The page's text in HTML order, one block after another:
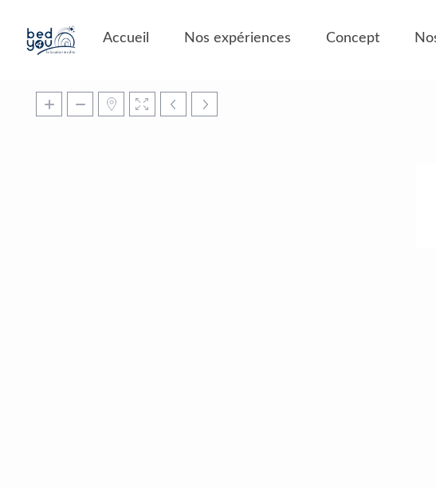
Accueil Nos expériences Concept